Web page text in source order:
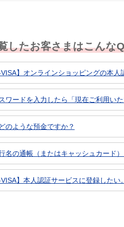
したお客さまはこんな
VISA】オンラインショッピングの本人
ワードを入力したら「現在ご利用い
のような預金ですか？
名の通帳（またはキャッシュカード
VISA】本人認証サービスに登録したい。